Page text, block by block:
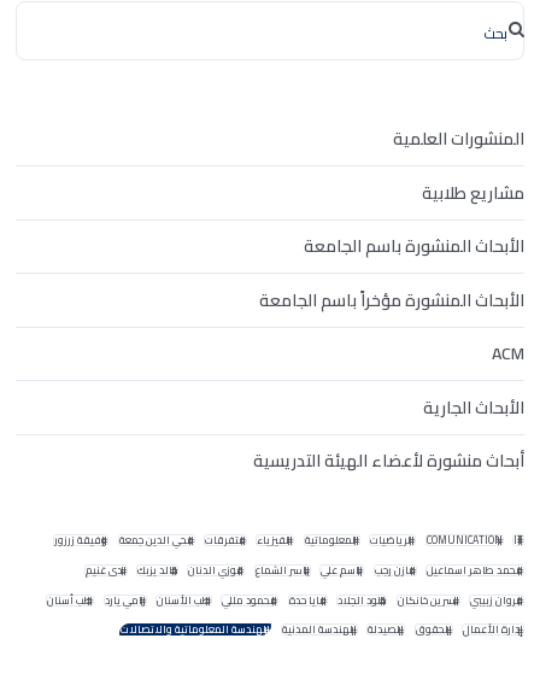
المنشورات العلمية
مشاريع طلابية
الأبحاث المنشورة باسم الجامعة
الأبحاث المنشورة مؤخراً باسم الجامعة
ACM
الأبحاث الجارية
أبحاث منشورة لأعضاء الهيئة التدريسية
IT
COMUNICATION الرياضيات المعلوماتية الفيزياء متفرقات محي الدين جمعة وفيقة زرزور
محمد طاهر اسماعيل مازن رجب باسم علي ياسر الشماع فوزي الدنان خالد يزبك ندى غنيم
مروان زبيبي نسرين خانكان خلود الجلاد مايا حدة محمود مللي طب الأسنان رامي يارد طب أسنان
إدارة الأعمال الحقوق الصيدلة الهندسة المدنية الهندسة المعلوماتية والاتصالات